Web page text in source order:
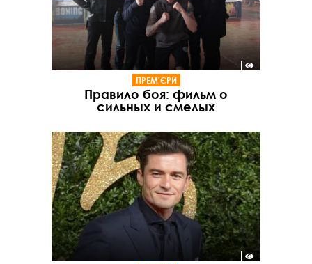
ПРЕМ'ЄРИ
Правило боя: фильм о
сильных и смелых